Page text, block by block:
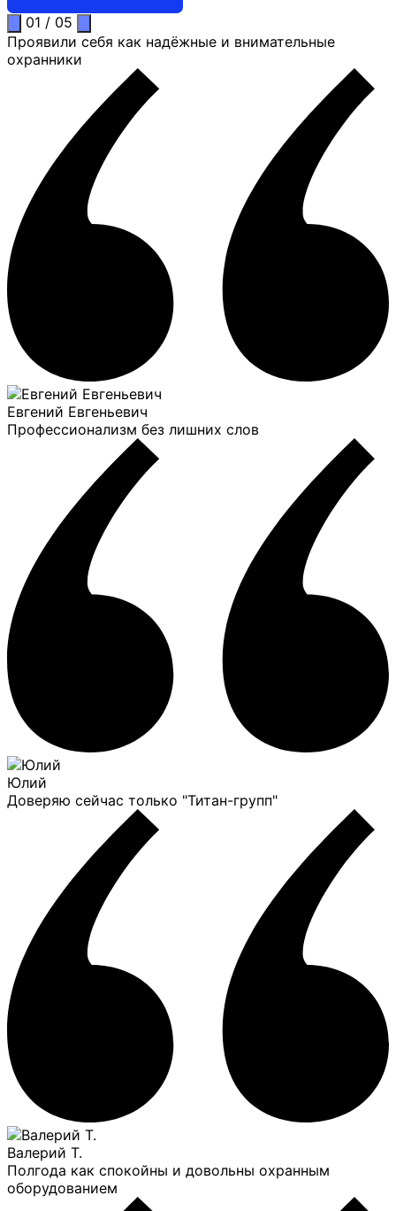
01 / 05
Проявили себя как надёжные и внимательные
охранники
Евгений Евгеньевич
Профессионализм без лишних слов
Юлий
Доверяю сейчас только "Титан-групп"
Валерий Т.
Полгода как спокойны и довольны охранным
оборудованием